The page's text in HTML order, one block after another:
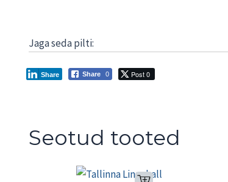
Jaga seda pilti:
Share 0 Post 0
Share
Seotud tooted